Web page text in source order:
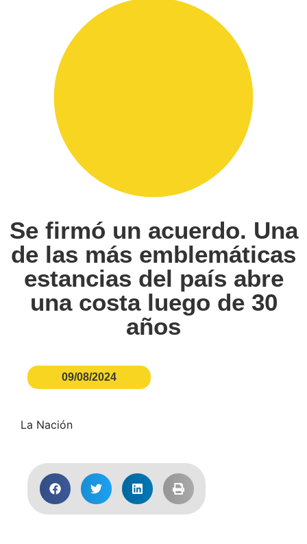
Se firmó un acuerdo. Una
de las más emblemáticas
estancias del país abre
una costa luego de 30
años
09/08/2024
La Nación